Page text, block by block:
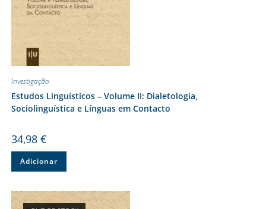
Investigação
Estudos Linguísticos – Volume II: Dialetologia,
Sociolinguística e Línguas em Contacto
34,98 €
Adicionar